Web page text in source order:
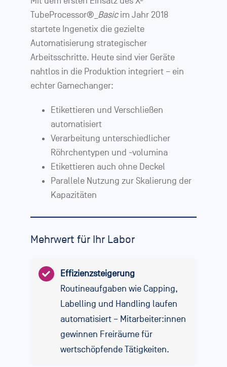
TubeProcessor®_ Basicim Jahr 2018
startete Ingenetix die gezielte
Automatisierung strategischer
Arbeitsschritte. Heute sind vier Geräte
nahtlos in die Produktion integriert – ein
echter Gamechanger:
Etikettieren und Verschließen
automatisiert
Verarbeitung unterschiedlicher
Röhrchentypen und -volumina
Etikettieren auch ohne Deckel
Parallele Nutzung zur Skalierung der
Kapazitäten
Mehrwert für Ihr Labor
Effizienzsteigerung
Routineaufgaben wie Capping,
Labelling und Handling laufen
automatisiert – Mitarbeiter:innen
gewinnen Freiräume für
wertschöpfende Tätigkeiten.